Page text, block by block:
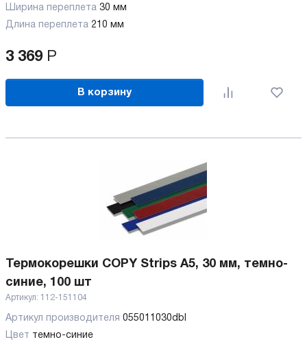
Ширина переплета 30 мм
Длина переплета 210 мм
3 369 Р
В корзину
Термокорешки COPY Strips A5, 30 мм, темно-
синие, 100 шт
Артикул: 112-151104
Артикул производителя 055011030dbl
Цвет темно-синие